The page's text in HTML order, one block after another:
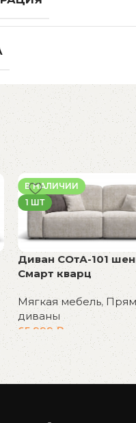
В НАЛИЧИИ
1 ШТ
Диван СОтА-101
Смарт кварц
Мягкая мебель,
диваны
65 999₽
В корзину